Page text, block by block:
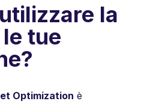
la
tue
Optimization è